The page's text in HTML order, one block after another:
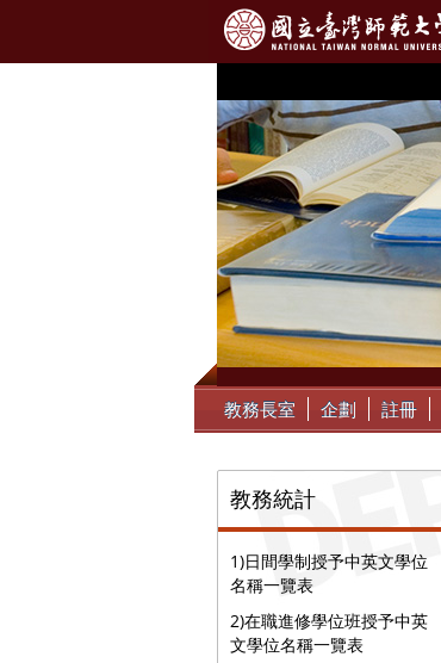
::: 教務長室 企劃 註冊
教務統計
1)日間學制授予中英文學位
名稱一覽表
2)在職進修學位班授予中英
文學位名稱一覽表